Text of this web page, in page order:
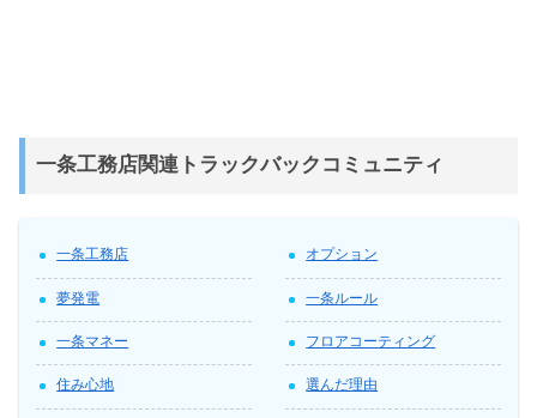
一条工務店関連トラックバックコミュニティ
一条工務店
夢発電
一条マネー
住み心地
オプション
一条ルール
フロアコーティング
選んだ理由